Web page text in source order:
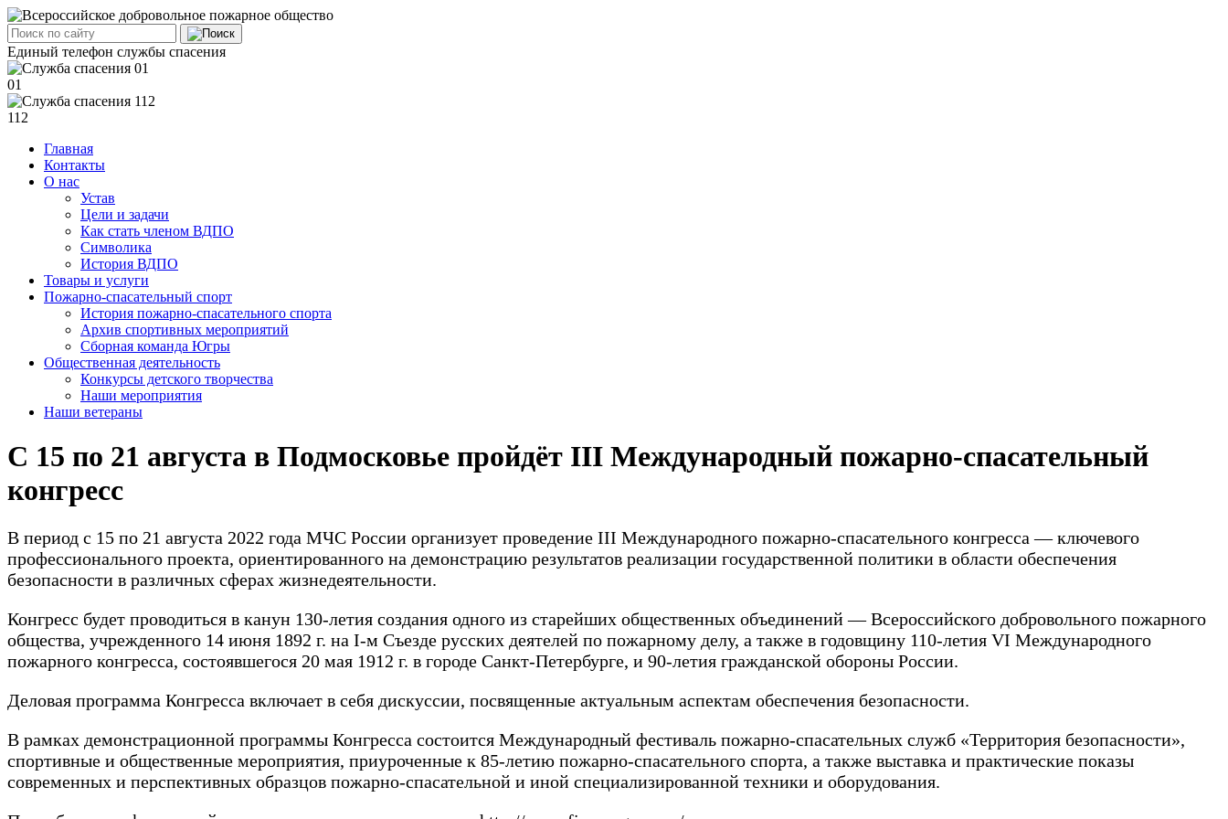
Единый телефон службы спасения
01
112
Главная
Контакты
О нас
Устав
Цели и задачи
Как стать членом ВДПО
Символика
История ВДПО
Товары и услуги
Пожарно-спасательный спорт
История пожарно-спасательного спорта
Архив спортивных мероприятий
Сборная команда Югры
Общественная деятельность
Конкурсы детского творчества
Наши мероприятия
Наши ветераны
С 15 по 21 августа в Подмосковье пройдёт III Международный пожарно-спасательный
конгресс
В период с 15 по 21 августа 2022 года МЧС России организует проведение III Международного пожарно-спасательного конгресса — ключевого
профессионального проекта, ориентированного на демонстрацию результатов реализации государственной политики в области обеспечения
безопасности в различных сферах жизнедеятельности.
Конгресс будет проводиться в канун 130-летия создания одного из старейших общественных объединений — Всероссийского добровольного пожарного
общества, учрежденного 14 июня 1892 г. на I-м Съезде русских деятелей по пожарному делу, а также в годовщину 110-летия VI Международного
пожарного конгресса, состоявшегося 20 мая 1912 г. в городе Санкт-Петербурге, и 90-летия гражданской обороны России.
Деловая программа Конгресса включает в себя диcкуссии, посвященные актуальным аспектам обеспечения безопасности.
В рамках демонстрационной программы Конгресса состоится Международный фестиваль пожарно-спасательных служб «Территория безопасности»,
спортивные и общественные мероприятия, приуроченные к 85-летию пожарно-спасательного спорта, а также выставка и практические показы
современных и перспективных образцов пожарно-спасательной и иной специализированной техники и оборудования.